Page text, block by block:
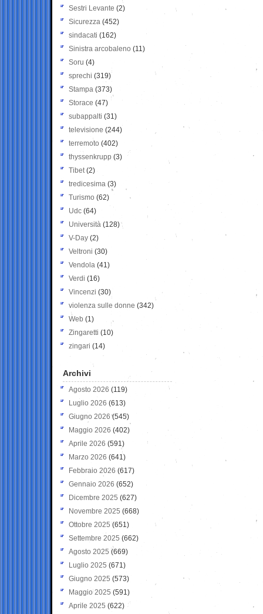
Sestri Levante (2)
Sicurezza (452)
sindacati (162)
Sinistra arcobaleno (11)
Soru (4)
sprechi (319)
Stampa (373)
Storace (47)
subappalti (31)
televisione(244)
terremoto (402)
thyssenkrupp (3)
Tibet(2)
tredicesima (3)
Turismo (62)
Udc (64)
Università (128)
V-Day (2)
Veltroni (30)
Vendola (41)
Verdi (16)
Vincenzi (30)
violenza sulle donne (342)
Web (1)
Zingaretti (10)
zingari (14)
Archivi
Agosto 2026 (119)
Luglio 2026 (613)
Giugno 2026 (545)
Maggio 2026 (402)
Aprile 2026 (591)
Marzo 2026 (641)
Febbraio 2026 (617)
Gennaio 2026 (652)
Dicembre 2025 (627)
Novembre 2025 (668)
Ottobre 2025 (651)
Settembre 2025 (662)
Agosto 2025 (669)
Luglio 2025 (671)
Giugno 2025 (573)
Maggio 2025 (591)
Aprile 2025 (622)